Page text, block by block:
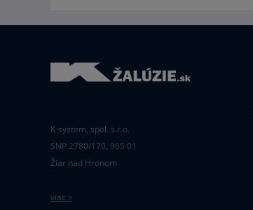
K-system, spol. s.r.o.
SNP 2780/170, 965 01
Žiar nad Hronom
viac »